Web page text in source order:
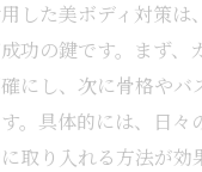
した美ボディ対策は
功の鍵です。まず、
にし、次に骨格やバ
。具体的には、日々
取り入れる方法が効